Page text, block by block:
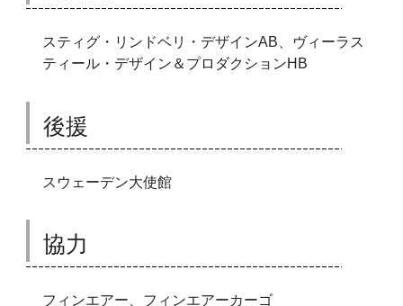
スティグ・リンドベリ・デザインAB、ヴィーラス
ティール・デザイン＆プロダクションHB
後援
スウェーデン大使館
協力
フィンエアー、フィンエアーカーゴ